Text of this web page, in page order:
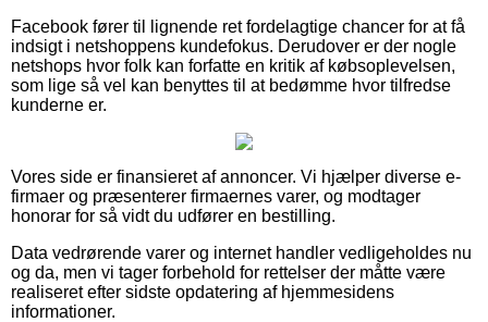
Facebook fører til lignende ret fordelagtige chancer for at få
indsigt i netshoppens kundefokus. Derudover er der nogle
netshops hvor folk kan forfatte en kritik af købsoplevelsen,
som lige så vel kan benyttes til at bedømme hvor tilfredse
kunderne er.
Vores side er finansieret af annoncer. Vi hjælper diverse e-
firmaer og præsenterer firmaernes varer, og modtager
honorar for så vidt du udfører en bestilling.
Data vedrørende varer og internet handler vedligeholdes nu
og da, men vi tager forbehold for rettelser der måtte være
realiseret efter sidste opdatering af hjemmesidens
informationer.